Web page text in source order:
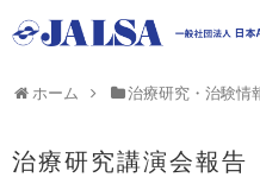
ホーム 治療研究・治験情
治療研究講演会報